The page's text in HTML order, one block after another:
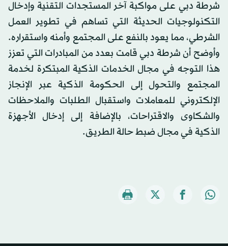
شرطة دبي على مواكبة آخر المستجدات التقنية وإدخال
التكنولوجيات الحديثة التي تساهم في تطوير العمل
الشرطي، مما يعود بالنفع على المجتمع وأمنه واستقراره.
وأوضح أن شرطة دبي قامت بعدد من المبادرات التي تعزز
هذا التوجه في مجال الخدمات الذكية المبتكرة لخدمة
المجتمع والتحول إلى الحكومة الذكية عبر الإنجاز
الإلكتروني للمعاملات واستقبال الطلبات والملاحظات
والشكاوى والاقتراحات، بالإضافة إلى إدخال الأجهزة
الذكية في مجال ضبط حالة الطريق.